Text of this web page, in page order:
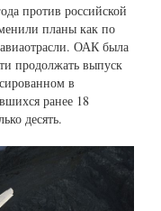
против российской
планы как по
ОАК была
продолжать выпуск
в
ранее 18
десять.